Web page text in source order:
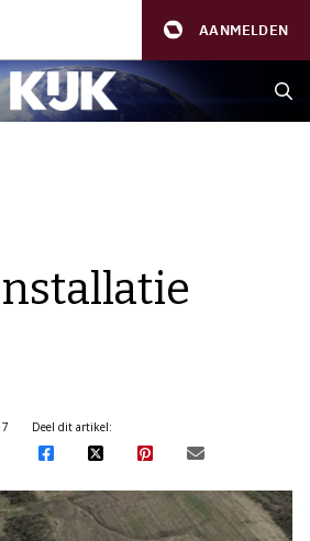
AANMELDEN
Deel dit artikel: